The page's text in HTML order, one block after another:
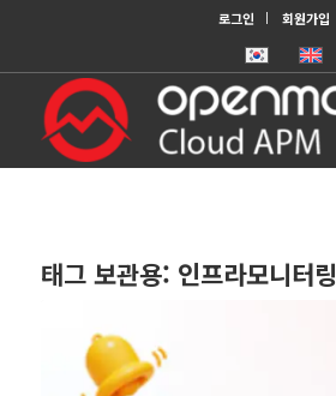
로그인 회원가입
태그 보관용: 인프라모니터링